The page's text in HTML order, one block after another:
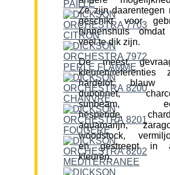
Ze zijn daarentegen
geschikt voor
binnenshuis
veel te dik zijn.
De meest
kleuren/referenties
hardelot, blauw
dubonnet,
sunbeam,
hesperide,
aquamarijn,
woodstock,
en gestreept in
kleuren.